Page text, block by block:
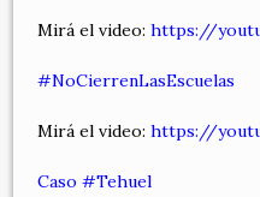
Mirá el video:https://
#NoCierrenLasEscuelas
Mirá el video:https://
Caso #Tehuel